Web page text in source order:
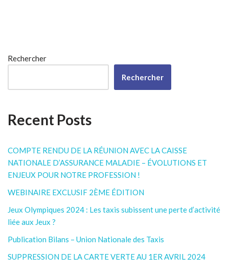
Rechercher
Rechercher
Recent Posts
COMPTE RENDU DE LA RÉUNION AVEC LA CAISSE
NATIONALE D’ASSURANCE MALADIE – ÉVOLUTIONS ET
ENJEUX POUR NOTRE PROFESSION !
WEBINAIRE EXCLUSIF 2ÈME ÉDITION
Jeux Olympiques 2024 : Les taxis subissent une perte d’activité
liée aux Jeux ?
Publication Bilans – Union Nationale des Taxis
SUPPRESSION DE LA CARTE VERTE AU 1ER AVRIL 2024